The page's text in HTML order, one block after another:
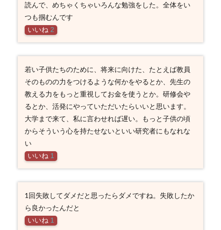
読んで、めちゃくちゃいろんな勉強をした。全体をい
つも掴むんです
いいね 2
若い子供たちのために、将来に向けた、たとえば教員
そのものの力をつけるような何かをやるとか、先生の
教える力をもっと重視してお金を使うとか。研修会や
るとか、活発にやっていただいたらいいと思います。
大学まで来て、私に言わせれば遅い。もっと子供の頃
からそういう心を持たせないといい研究者にもなれな
い
いいね 1
1回失敗してダメだと思ったらダメですね。失敗したか
ら良かったんだと
いいね 1